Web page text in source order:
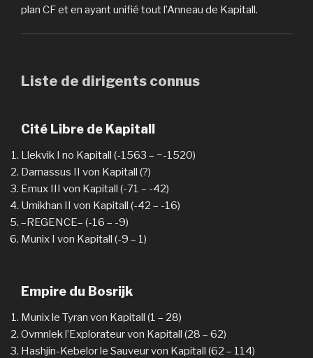
plan CF et en ayant unifié tout l’Anneau de Kapitall.
Liste de dirigents connus
Cité Libre de Kapitall
Llekvik I no Kapitall (-1563 – ~-1520)
Darnassus II von Kapitall (?)
Emux III von Kapitall (-71 – -42)
Umikhan II von Kapitall (-42 – -16)
–REGENCE– (-16 – -9)
Munix I von Kapitall (-9 – 1)
Empire du Bosrijk
Munix le Tyran von Kapitall (1 – 28)
Ovmnlek l’Explorateur von Kapitall (28 – 62)
Hashjin-Kebelor le Sauveur von Kapitall (62 – 114)